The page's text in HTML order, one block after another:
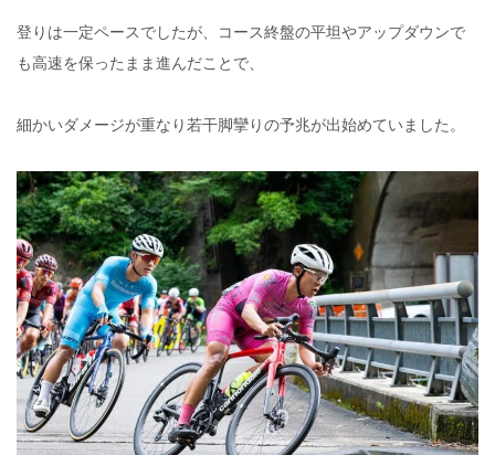
登りは一定ペースでしたが、コース終盤の平坦やアップダウンで
も高速を保ったまま進んだことで、
細かいダメージが重なり若干脚攣りの予兆が出始めていました。